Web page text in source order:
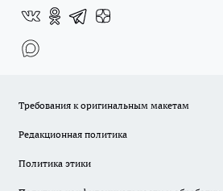
Требования к оригинальным макетам
Редакционная политика
Политика этики